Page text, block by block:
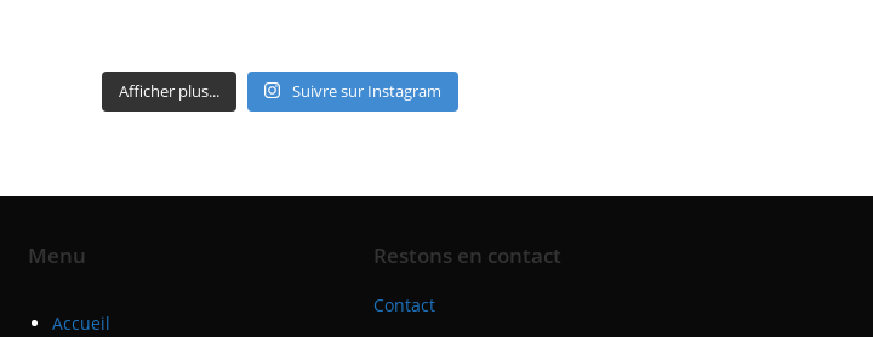
Afficher plus... Suivre sur Instagram
Menu
Accueil
Restons en contact
Contact